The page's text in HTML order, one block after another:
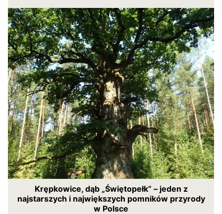
Krępkowice, dąb „Świętopełk” – jeden z
najstarszych i największych pomników przyrody
w Polsce